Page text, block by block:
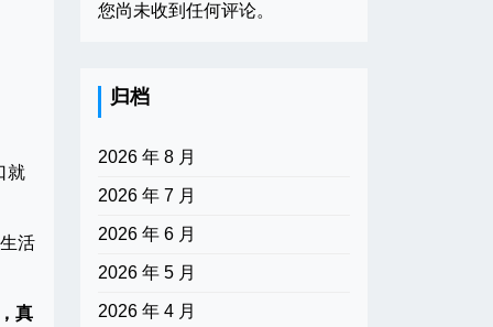
就
活
真
您尚未收到任何评论。
归档
2026 年 8 月
2026 年 7 月
2026 年 6 月
2026 年 5 月
2026 年 4 月